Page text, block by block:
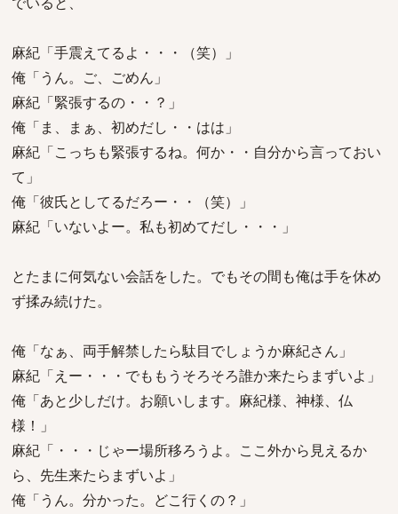
麻紀「手震えてるよ・・・（笑）」
俺「うん。ご、ごめん」
麻紀「緊張するの・・？」
俺「ま、まぁ、初めだし・・はは」
麻紀「こっちも緊張するね。何か・・自分から言っておい
て」
俺「彼氏としてるだろー・・（笑）」
麻紀「いないよー。私も初めてだし・・・」
とたまに何気ない会話をした。でもその間も俺は手を休め
ず揉み続けた。
俺「なぁ、両手解禁したら駄目でしょうか麻紀さん」
麻紀「えー・・・でももうそろそろ誰か来たらまずいよ」
俺「あと少しだけ。お願いします。麻紀様、神様、仏
様！」
麻紀「・・・じゃー場所移ろうよ。ここ外から見えるか
ら、先生来たらまずいよ」
俺「うん。分かった。どこ行くの？」